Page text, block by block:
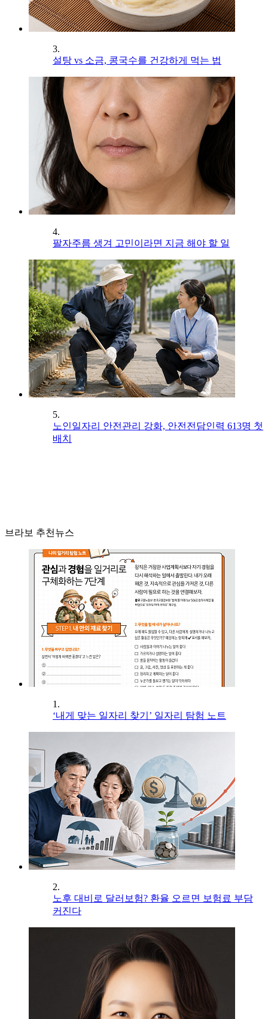
3.
설탕 vs 소금, 콩국수를 건강하게 먹는 법
4.
팔자주름 생겨 고민이라면 지금 해야 할 일
5.
노인일자리 안전관리 강화, 안전전담인력 613명 첫
배치
브라보 추천뉴스
1.
‘내게 맞는 일자리 찾기’ 일자리 탐험 노트
2.
노후 대비로 달러보험? 환율 오르면 보험료 부담
커진다